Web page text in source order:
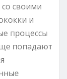
своими
и
процессы
попадают